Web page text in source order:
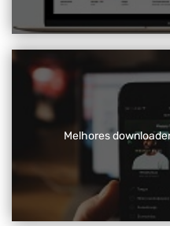
Melhores